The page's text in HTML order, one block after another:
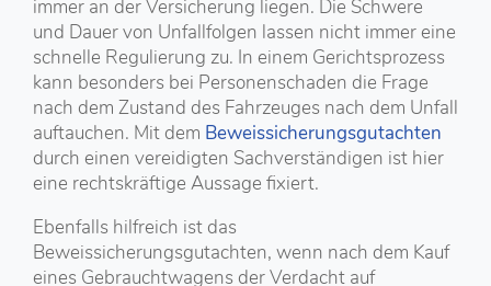
immer an der Versicherung liegen. Die Schwere
und Dauer von Unfallfolgen lassen nicht immer eine
schnelle Regulierung zu. In einem Gerichtsprozess
kann besonders bei Personenschaden die Frage
nach dem Zustand des Fahrzeuges nach dem Unfall
auftauchen. Mit dem Beweissicherungsgutachten
durch einen vereidigten Sachverständigen ist hier
eine rechtskräftige Aussage fixiert.
Ebenfalls hilfreich ist das
Beweissicherungsgutachten, wenn nach dem Kauf
eines Gebrauchtwagens der Verdacht auf